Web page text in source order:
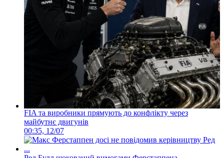
FIA та виробники прямують до конфлікту через
майбутнє двигунів
00:35, 12/07